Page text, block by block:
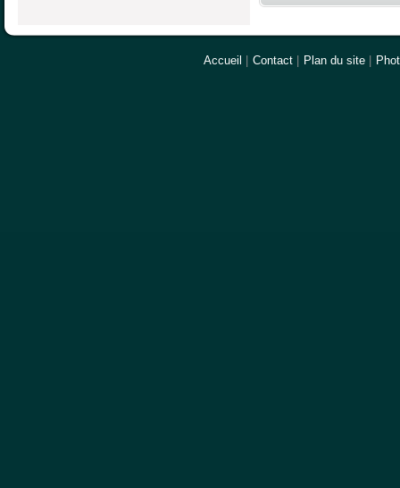
Accueil Contact Plan du site